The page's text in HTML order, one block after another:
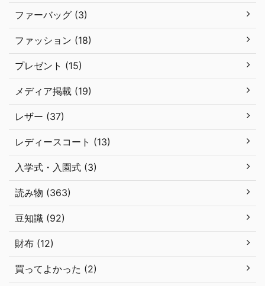
ファーバッグ (3)
ファッション (18)
プレゼント (15)
メディア掲載 (19)
レザー (37)
レディースコート (13)
入学式・入園式 (3)
読み物 (363)
豆知識 (92)
財布 (12)
買ってよかった (2)